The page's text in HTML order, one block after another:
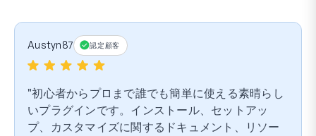
Austyn87 認定顧客
初心者からプロまで誰でも簡単に使える素晴らし
いプラグインです。インストール、セットアッ
プ、カスタマイズに関するドキュメント、リソー